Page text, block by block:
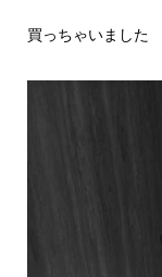
買っちゃいました